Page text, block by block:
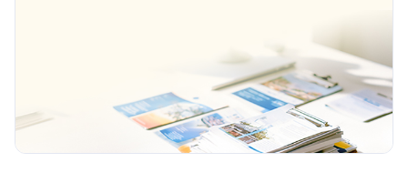
타임으로 등원하며 포트
만들었습니다.